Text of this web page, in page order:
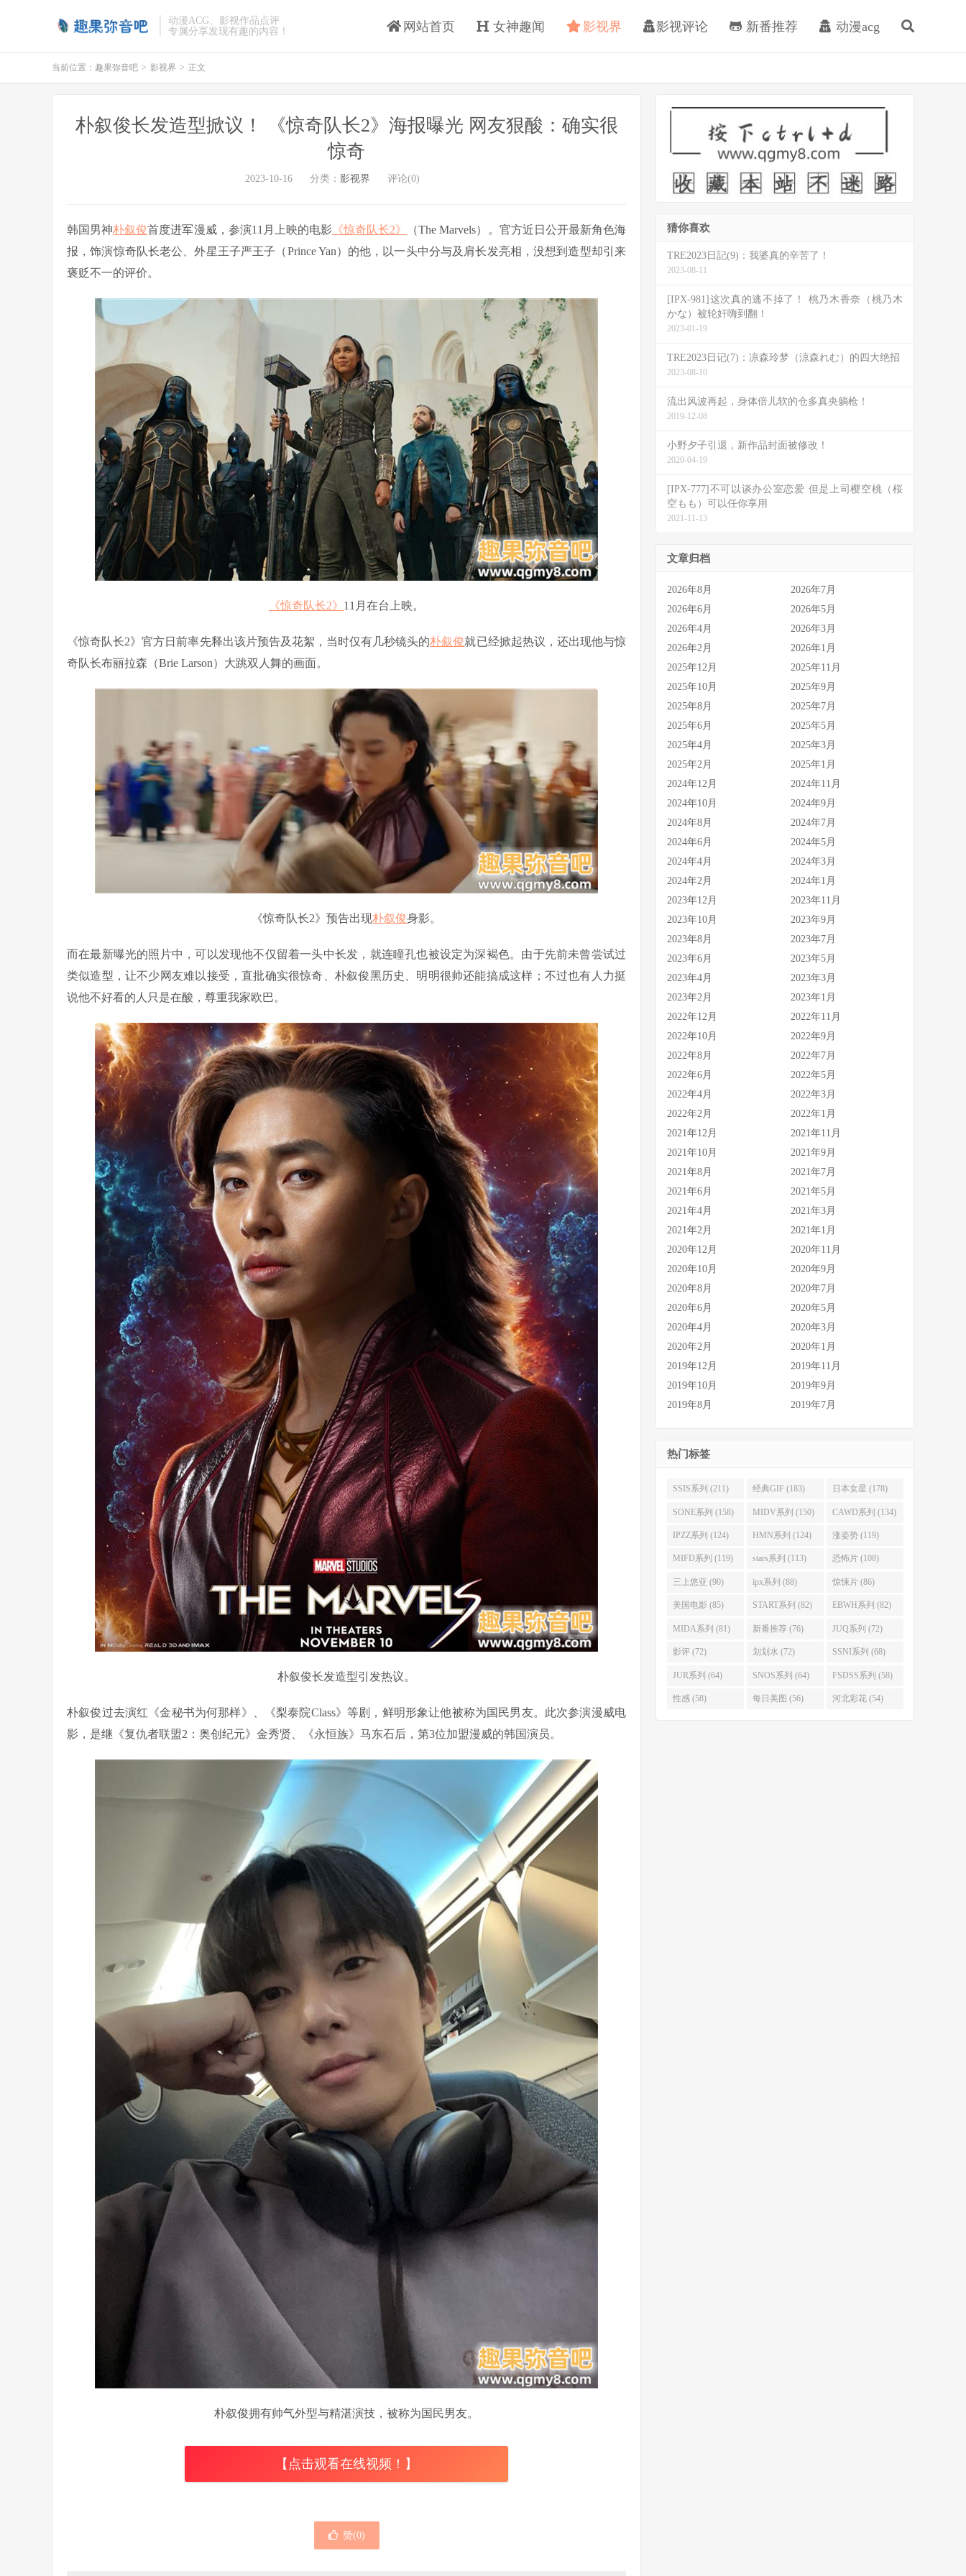
动漫ACG、影视作品点评
专属分享发现有趣的内容！
网站首页 女神趣闻 影视界 影视评论 新番推荐 动漫acg
当前位置： 趣果弥音吧 > 影视界 > 正文
朴叙俊长发造型掀议！ 《惊奇队长2》海报曝光 网友狠酸：确实很
惊奇
2023-10-16 分类： 影视界 评论(0)
韩国男神朴叙俊首度进军漫威，参演11月上映的电影 《惊奇队长2》
（The Marvels）。官方近日公开最新角色海
报，饰演惊奇队长老公、外星王子严王子（Prince Yan）的他，以一头中分与及肩长发亮相，没想到造型却引来
褒贬不一的评价。
《惊奇队长2》 11月在台上映。
《惊奇队长2》官方日前率先释出该片预告及花絮，当时仅有几秒镜头的朴叙俊就已经掀起热议，还出现他与惊
奇队长布丽拉森（Brie Larson）大跳双人舞的画面。
《惊奇队长2》预告出现朴叙俊身影。
而在最新曝光的照片中，可以发现他不仅留着一头中长发，就连瞳孔也被设定为深褐色。由于先前未曾尝试过
类似造型，让不少网友难以接受，直批确实很惊奇、朴叙俊黑历史、明明很帅还能搞成这样；不过也有人力挺
说他不好看的人只是在酸，尊重我家欧巴。
朴叙俊长发造型引发热议。
朴叙俊过去演红《金秘书为何那样》、《梨泰院Class》等剧，鲜明形象让他被称为国民男友。此次参演漫威电
影，是继《复仇者联盟2：奥创纪元》金秀贤、《永恒族》马东石后，第3位加盟漫威的韩国演员。
朴叙俊拥有帅气外型与精湛演技，被称为国民男友。
【点击观看在线视频！】
赞(0)
猜你喜欢
TRE2023日記(9)：我婆真的辛苦了！
2023-08-11
[IPX-981]这次真的逃不掉了！ 桃乃木香奈（桃乃木
かな）被轮奸嗨到翻！
2023-01-19
TRE2023日记(7)：凉森玲梦（涼森れむ）的四大绝招
2023-08-10
流出风波再起，身体倍儿软的仓多真央躺枪！
2019-12-08
小野夕子引退，新作品封面被修改！
2020-04-19
[IPX-777]不可以谈办公室恋爱 但是上司樱空桃（桜
空もも）可以任你享用
2021-11-13
文章归档
2026年8月
2026年7月
2026年6月
2026年5月
2026年4月
2026年3月
2026年2月
2026年1月
2025年12月
2025年11月
2025年10月
2025年9月
2025年8月
2025年7月
2025年6月
2025年5月
2025年4月
2025年3月
2025年2月
2025年1月
2024年12月
2024年11月
2024年10月
2024年9月
2024年8月
2024年7月
2024年6月
2024年5月
2024年4月
2024年3月
2024年2月
2024年1月
2023年12月
2023年11月
2023年10月
2023年9月
2023年8月
2023年7月
2023年6月
2023年5月
2023年4月
2023年3月
2023年2月
2023年1月
2022年12月
2022年11月
2022年10月
2022年9月
2022年8月
2022年7月
2022年6月
2022年5月
2022年4月
2022年3月
2022年2月
2022年1月
2021年12月
2021年11月
2021年10月
2021年9月
2021年8月
2021年7月
2021年6月
2021年5月
2021年4月
2021年3月
2021年2月
2021年1月
2020年12月
2020年11月
2020年10月
2020年9月
2020年8月
2020年7月
2020年6月
2020年5月
2020年4月
2020年3月
2020年2月
2020年1月
2019年12月
2019年11月
2019年10月
2019年9月
2019年8月
2019年7月
热门标签
SSIS系列 (211) 经典GIF (183) 日本女星 (178)
SONE系列 (158) MIDV系列 (150) CAWD系列 (134)
IPZZ系列 (124) HMN系列 (124) 涨姿势 (119)
MIFD系列 (119) stars系列 (113) 恐怖片 (108)
三上悠亚 (90) ipx系列 (88) 惊悚片 (86)
美国电影 (85) START系列 (82) EBWH系列 (82)
MIDA系列 (81) 新番推荐 (76) JUQ系列 (72)
影评 (72) 划划水 (72) SSNI系列 (68)
JUR系列 (64) SNOS系列 (64) FSDSS系列 (58)
性感 (58) 每日美图 (56) 河北彩花 (54)